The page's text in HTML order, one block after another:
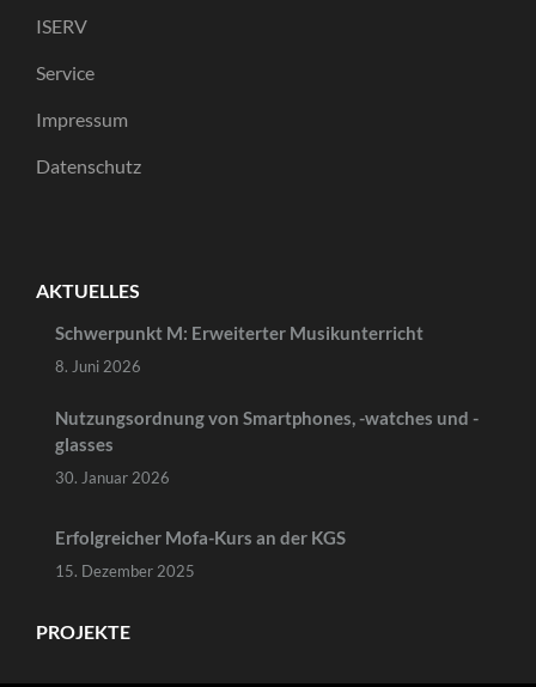
ISERV
Service
Impressum
Datenschutz
AKTUELLES
Schwerpunkt M: Erweiterter Musikunterricht
8. Juni 2026
Nutzungsordnung von Smartphones, -watches und -
glasses
30. Januar 2026
Erfolgreicher Mofa-Kurs an der KGS
15. Dezember 2025
PROJEKTE